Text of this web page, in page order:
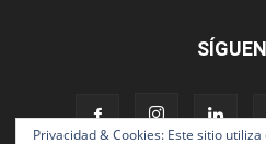
Privacidad & Cookies: Este sitio